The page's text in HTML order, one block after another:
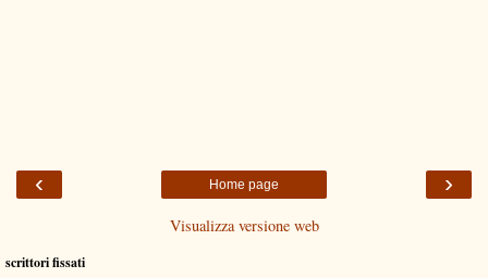
‹ ›
Home page
Visualizza versione web
scrittori fissati